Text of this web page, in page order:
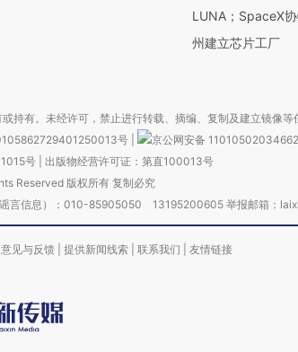
LUNA；SpaceX
州建立芯片工厂
持有。未经许可，禁止进行转载、摘编、复制及建立镜像等
号
京公网安备
号| 出版物经营许可证：第直100013号
Reserved 版权所有 复制必究
谣言信息）：010-85905050 13195200605 举报邮箱：
意见与反馈 提供新闻线索 联系我们 友情链接